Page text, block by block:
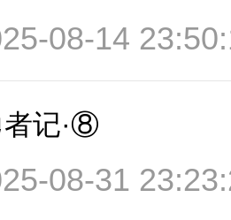
08-14
者记·⑧
08-31